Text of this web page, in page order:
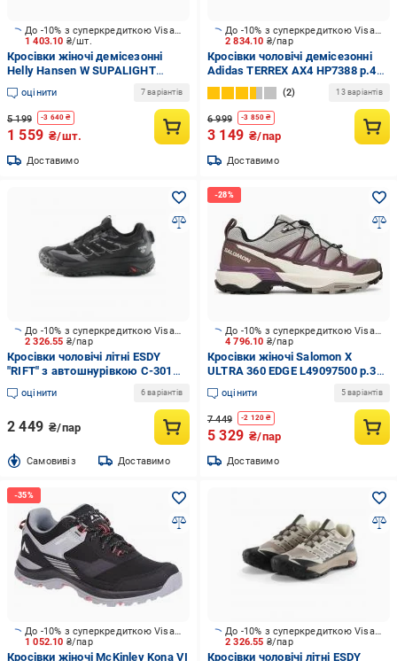
1 403.10 ₴/шт.
До -10% з суперкредиткою Visa Вигода
Кросівки жіночі демісезонні
Helly Hansen W SUPALIGHT
MEDLEY 11846-001 р.38 зелені
оцінити 7 варіантів
5 199 -3 640 ₴
1 559 ₴/шт.
Доставимо
2 834.10 ₴/пар
До -10% з суперкредиткою Visa Вигода
Кросівки чоловічі демісезонні
Adidas TERREX AX4 HP7388 р.41
1/3 чорні
2 13 варіантів
6 999 -3 850 ₴
3 149 ₴/пар
Доставимо
2 326.55 ₴/пар
До -10% з суперкредиткою Visa Вигода
Кросівки чоловічі літні ESDY
"RIFT" з автошнурівкою С-301
р.43 black
оцінити 6 варіантів
2 449 ₴/пар
Cамовивіз Доставимо
4 796.10 ₴/пар
До -10% з суперкредиткою Visa Вигода
Кросівки жіночі Salomon X
ULTRA 360 EDGE L49097500 р.38
бежеві
оцінити 5 варіантів
7 449 -2 120 ₴
5 329 ₴/пар
Доставимо
1 052.10 ₴/пар
До -10% з суперкредиткою Visa Вигода
Кросівки жіночі McKinley Kona VI
2 326.55 ₴/пар
До -10% з суперкредиткою Visa Вигода
Кросівки чоловічі літні ESDY